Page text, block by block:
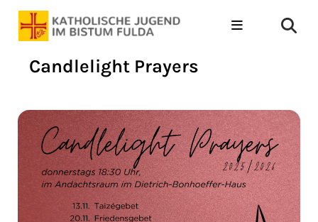
Candlelight Prayers